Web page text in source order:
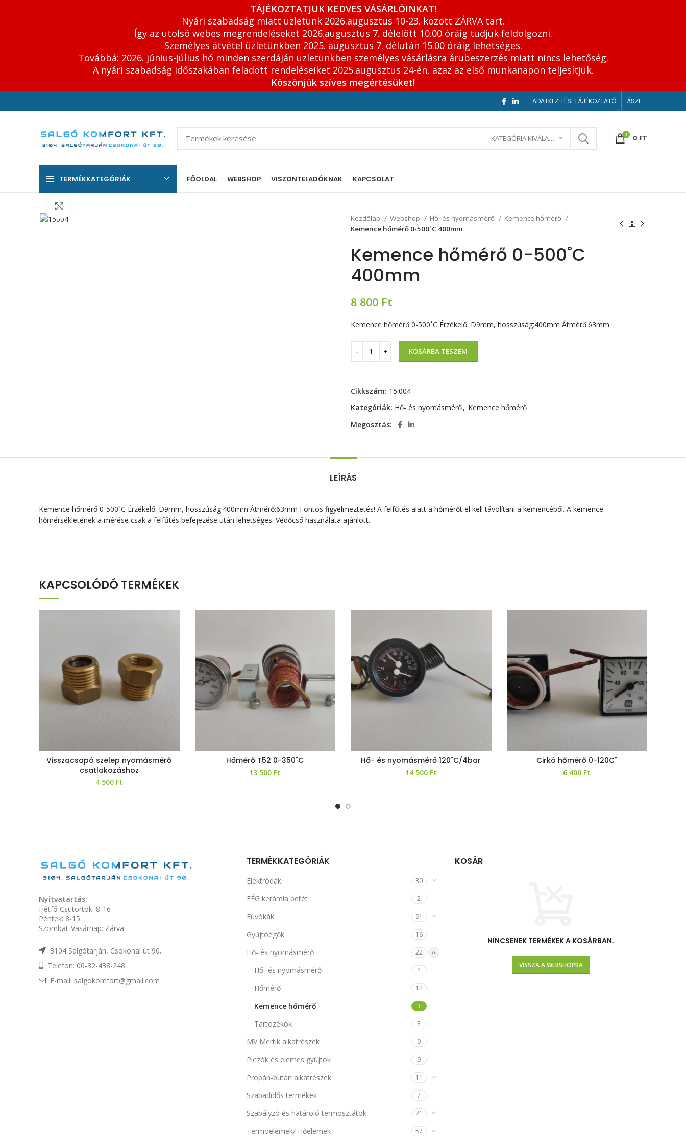
TÁJÉKOZTATJUK KEDVES VÁSÁRLÓINKAT!
Nyári szabadság miatt üzletünk 2026.augusztus 10-23. között ZÁRVA tart.
Így az utolsó webes megrendeléseket 2026.augusztus 7. délelőtt 10.00 óráig tudjuk feldolgozni.
Személyes átvétel üzletünkben 2025. augusztus 7. délután 15.00 óráig lehetséges.
Továbbá: 2026. június-július hó minden szerdáján üzletünkben személyes vásárlásra árubeszerzés miatt nincs lehetőség.
A nyári szabadság időszakában feladott rendeléseiket 2025.augusztus 24-én, azaz az első munkanapon teljesítjük.
Köszönjük szíves megértésüket!
ADATKEZELÉSI TÁJÉKOZTATÓ ÁSZF
KATEGÓRIA KIVÁLASZTÁSA 0 0 FT
TERMÉKKATEGÓRIÁK FŐOLDAL WEBSHOP VISZONTELADÓKNAK KAPCSOLAT
Kezdőlap
Webshop Hő- és nyomásmérő
Kemence hőmérő
Kemence hőmérő 0-500˚C 400mm
Kemence hőmérő 0-500˚C
400mm
8 800 Ft
Kemence hőmérő 0-500˚C Érzékelő: D9mm, hosszúság:400mm Átmérő:63mm
KOSÁRBA TESZEM
Cikkszám: 15.004
Kategóriák: Hő- és nyomásmérő, Kemence hőmérő
Megosztás:
LEÍRÁS
Kemence hőmérő 0-500˚C Érzékelő: D9mm, hosszúság:400mm Átmérő:63mm Fontos figyelmeztetés! A felfűtés alatt a hőmérőt el kell távolítani a kemencéből. A kemence
hőmérsékletének a mérése csak a felfűtés befejezése után lehetséges. Védőcső használata ajánlott.
KAPCSOLÓDÓ TERMÉKEK
Visszacsapó szelep nyomásmérő
csatlakozáshoz
4 500 Ft
Hőmérő T52 0-350˚C
13 500 Ft
Hő- és nyomásmérő 120˚C/4bar
14 500 Ft
Cirkó hőmérő 0-120C˚
6 400 Ft
Nyitvatartás:
Hétfő-Csütörtök: 8-16
Péntek: 8-15
Szombat-Vasárnap: Zárva
3104 Salgótarján, Csokonai út 90.
Telefon: 06-32-438-248
E-mail: salgokomfort@gmail.com
TERMÉKKATEGÓRIÁK
Elektródák 30
FÉG kerámia betét 2
Fúvókák 91
Gyújtóégők 16
Hő- és nyomásmérő 22
Hő- és nyomásmérő 4
Hőmérő 12
Kemence hőmérő 3
Tartozékok 3
MV Mertik alkatrészek 9
Piezók és elemes gyújtók 9
Propán-bután alkatrészek 11
Szabadidős termékek 7
Szabályzó és határoló termosztátok 21
Termoelemek/ Hőelemek 57
KOSÁR
NINCSENEK TERMÉKEK A KOSÁRBAN.
VISSZA A WEBSHOPBA